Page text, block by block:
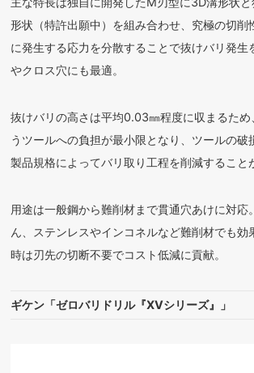
形状（特許出願中）を組み合わせ、究極の切削
に発生する応力を分散することで抜けバリ発生
やクロス穴にも最適。
抜けバリの高さは平均0.03㎜程度に収まるた
うツールへの負担が最小限となり、ツールの破
製品規格によってバリ取り工程を削減すること
用途は一般鋼から難削材まで貫通穴あけに対応
ん、ステンレスやインコネルなど難削材でも効
時は刃先の切断不要でコスト低減に貢献。
ギケン「ゼロバリドリル『XVシリーズ』」